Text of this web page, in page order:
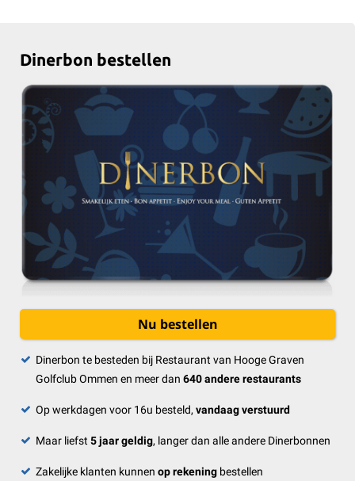
Dinerbon bestellen
Nu bestellen
Dinerbon te besteden bij Restaurant van Hooge Graven
Golfclub Ommen en meer dan 640 andere restaurants
Op werkdagen voor 16u besteld, vandaag verstuurd
Maar liefst 5 jaar geldig, langer dan alle andere Dinerbonnen
Zakelijke klanten kunnen op rekening bestellen